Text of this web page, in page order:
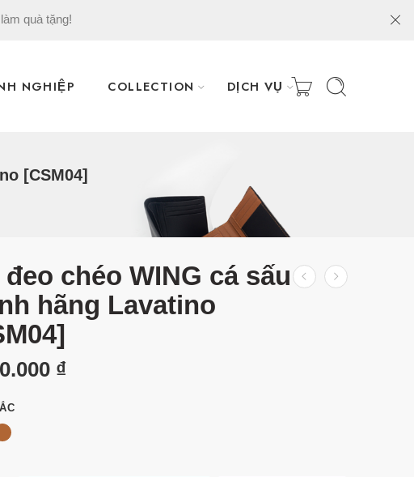
quà tặng!
NGHIỆP COLLECTION DỊCH VỤ
[CSM04]
chéo WING cá sấu
hãng Lavatino
₫